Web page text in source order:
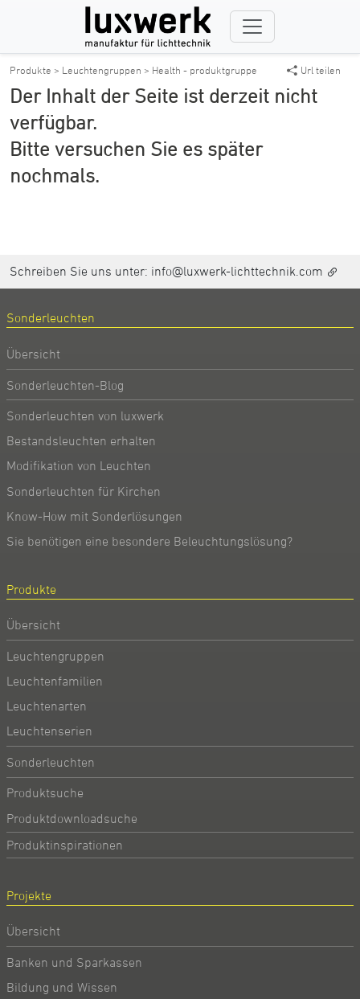
Produkte > Leuchtengruppen > Health - produktgruppe Url teilen
Der Inhalt der Seite ist derzeit nicht
verfügbar.
Bitte versuchen Sie es später
nochmals.
Schreiben Sie uns unter: info@luxwerk-lichttechnik.com
Sonderleuchten
Übersicht
Sonderleuchten-Blog
Sonderleuchten von luxwerk
Bestandsleuchten erhalten
Modifikation von Leuchten
Sonderleuchten für Kirchen
Know-How mit Sonderlösungen
Sie benötigen eine besondere Beleuchtungslösung?
Produkte
Übersicht
Leuchtengruppen
Leuchtenfamilien
Leuchtenarten
Leuchtenserien
Sonderleuchten
Produktsuche
Produktdownloadsuche
Produktinspirationen
Projekte
Übersicht
Banken und Sparkassen
Bildung und Wissen